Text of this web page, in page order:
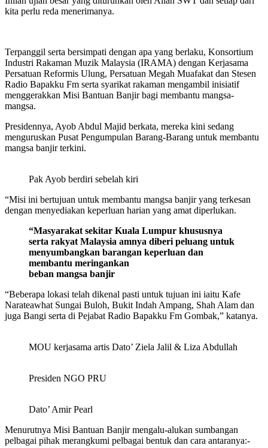
kita perlu reda menerimanya.
Terpanggil serta bersimpati dengan apa yang berlaku, Konsortium
Industri Rakaman Muzik Malaysia (IRAMA) dengan Kerjasama
Persatuan Reformis Ulung, Persatuan Megah Muafakat dan Stesen
Radio Bapakku Fm serta syarikat rakaman mengambil inisiatif
menggerakkan Misi Bantuan Banjir bagi membantu mangsa-
mangsa.
Presidennya, Ayob Abdul Majid berkata, mereka kini sedang
menguruskan Pusat Pengumpulan Barang-Barang untuk membantu
mangsa banjir terkini.
Pak Ayob berdiri sebelah kiri
“Misi ini bertujuan untuk membantu mangsa banjir yang terkesan
dengan menyediakan keperluan harian yang amat diperlukan.
“Masyarakat sekitar Kuala Lumpur khususnya
serta rakyat Malaysia amnya diberi peluang untuk
menyumbangkan barangan keperluan dan
membantu meringankan
beban mangsa banjir
“Beberapa lokasi telah dikenal pasti untuk tujuan ini iaitu Kafe
Narateawhat Sungai Buloh, Bukit Indah Ampang, Shah Alam dan
juga Bangi serta di Pejabat Radio Bapakku Fm Gombak,” katanya.
MOU kerjasama artis Dato’ Ziela Jalil & Liza Abdullah
Presiden NGO PRU
Dato’ Amir Pearl
Menurutnya Misi Bantuan Banjir mengalu-alukan sumbangan
pelbagai pihak merangkumi pelbagai bentuk dan cara antaranya:-